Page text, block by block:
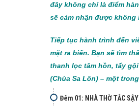
đây không chỉ là điểm
sẽ cảm nhận được không
Tiếp tục hành trình đến
mặt ra biển. Bạn sẽ tìm
thanh lọc tâm hồn, tẩy
(Chùa Sa Lôn) – một
Đêm 01: NHÀ THỜ TẮC